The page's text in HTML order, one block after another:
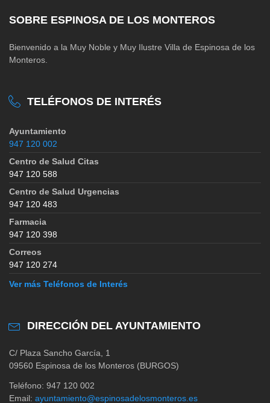
SOBRE ESPINOSA DE LOS MONTEROS
Bienvenido a la Muy Noble y Muy Ilustre Villa de Espinosa de los
Monteros.
TELÉFONOS DE INTERÉS
Ayuntamiento
947 120 002
Centro de Salud Citas
947 120 588
Centro de Salud Urgencias
947 120 483
Farmacia
947 120 398
Correos
947 120 274
Ver más Teléfonos de Interés
DIRECCIÓN DEL AYUNTAMIENTO
C/ Plaza Sancho García, 1
09560 Espinosa de los Monteros (BURGOS)
Teléfono: 947 120 002
Email: ayuntamiento@espinosadelosmonteros.es